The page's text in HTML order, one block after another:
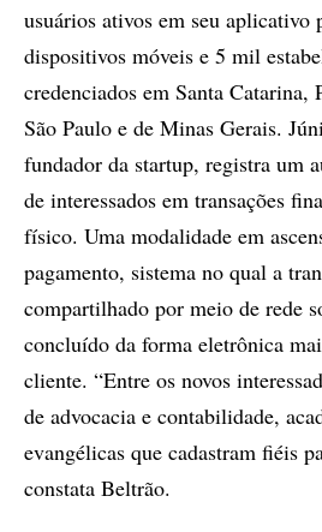
usuários ativos em seu aplicativo
dispositivos móveis e 5 mil
credenciados em Santa Catarina,
São Paulo e de Minas Gerais.
fundador da startup, registra um
de interessados em transações
físico. Uma modalidade em
pagamento, sistema no qual a
compartilhado por meio de rede
concluído da forma eletrônica
cliente. “Entre os novos
de advocacia e contabilidade,
evangélicas que cadastram fiéis
constata Beltrão.